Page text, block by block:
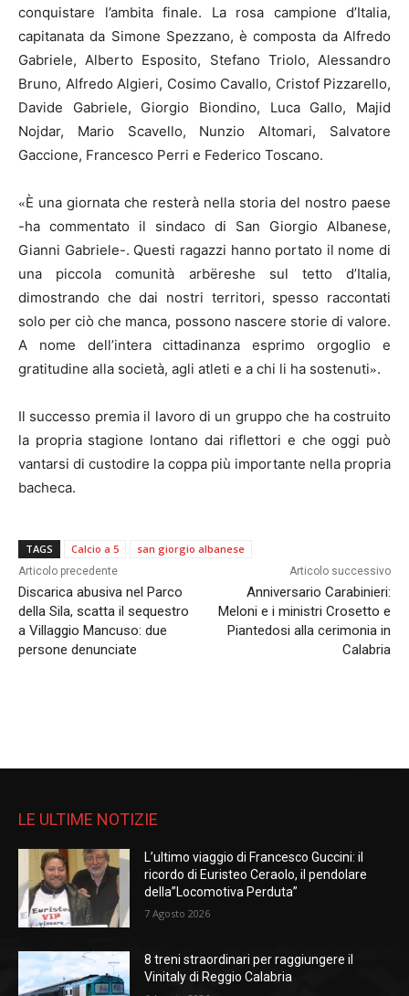
conquistare l’ambita finale. La rosa campione d’Italia,
capitanata da Simone Spezzano, è composta da Alfredo
Gabriele, Alberto Esposito, Stefano Triolo, Alessandro
Bruno, Alfredo Algieri, Cosimo Cavallo, Cristof Pizzarello,
Davide Gabriele, Giorgio Biondino, Luca Gallo, Majid
Nojdar, Mario Scavello, Nunzio Altomari, Salvatore
Gaccione, Francesco Perri e Federico Toscano.
«È una giornata che resterà nella storia del nostro paese
-ha commentato il sindaco di San Giorgio Albanese,
Gianni Gabriele-. Questi ragazzi hanno portato il nome di
una piccola comunità arbëreshe sul tetto d’Italia,
dimostrando che dai nostri territori, spesso raccontati
solo per ciò che manca, possono nascere storie di valore.
A nome dell’intera cittadinanza esprimo orgoglio e
gratitudine alla società, agli atleti e a chi li ha sostenuti».
Il successo premia il lavoro di un gruppo che ha costruito
la propria stagione lontano dai riflettori e che oggi può
vantarsi di custodire la coppa più importante nella propria
bacheca.
TAGS Calcio a 5 san giorgio albanese
Articolo precedente
Discarica abusiva nel Parco
della Sila, scatta il sequestro
a Villaggio Mancuso: due
persone denunciate
Articolo successivo
Anniversario Carabinieri:
Meloni e i ministri Crosetto e
Piantedosi alla cerimonia in
Calabria
LE ULTIME NOTIZIE
L’ultimo viaggio di Francesco Guccini: il
ricordo di Euristeo Ceraolo, il pendolare
della”Locomotiva Perduta”
7 Agosto 2026
8 treni straordinari per raggiungere il
Vinitaly di Reggio Calabria